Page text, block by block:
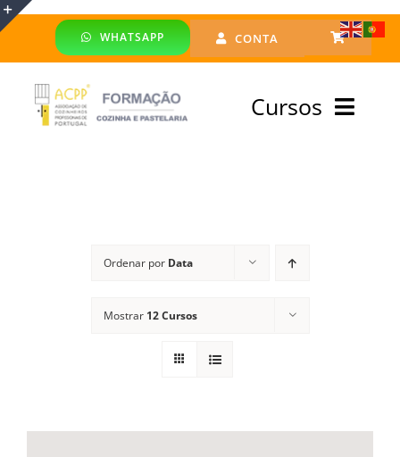
Skip
WHATSAPP CONTA
Cursos
Financiado
Ordenar por Data
Mostrar 12 Cursos